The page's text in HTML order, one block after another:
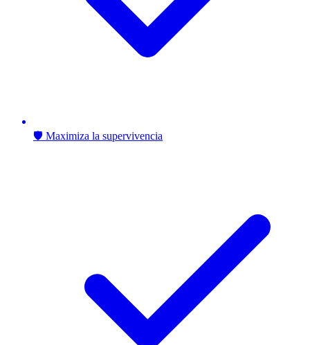
🛡️ Maximiza la supervivencia